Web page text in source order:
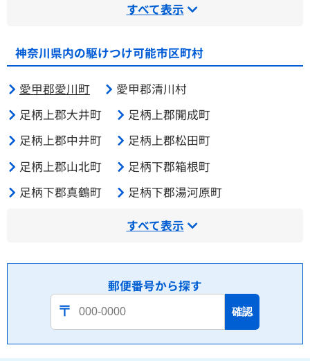
すべて表示
神奈川県内の駆けつけ可能市区町村
愛甲郡愛川町
愛甲郡清川村
足柄上郡大井町
足柄上郡開成町
足柄上郡中井町
足柄上郡松田町
足柄上郡山北町
足柄下郡箱根町
足柄下郡真鶴町
足柄下郡湯河原町
すべて表示
郵便番号から探す
確認